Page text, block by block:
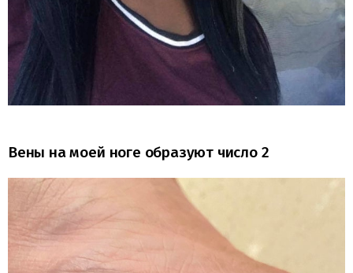
Вены на моей ноге образуют число 2